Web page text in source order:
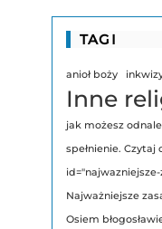
TAGI
anioł boży
Inne
jak możesz
spełnienie. Czytaj
Najważniejsze
Osiem